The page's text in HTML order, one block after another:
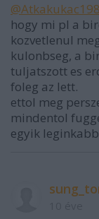
hogy mi pl a
kozvetlenul
kulonbseg, a
tuljatszott es
foleg az lett.
ettol meg
mindentol
egyik